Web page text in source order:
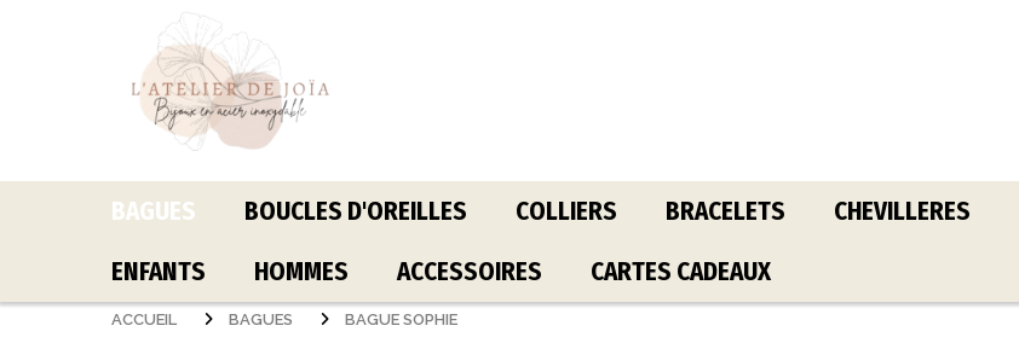
BAGUES BOUCLES D'OREILLES COLLIERS BRACELETS CHEVILLERES
ENFANTS
HOMMES ACCESSOIRES CARTES CADEAUX
ACCUEIL BAGUES BAGUE SOPHIE